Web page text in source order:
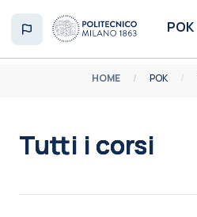
POK
HOME POK
Tutti i corsi